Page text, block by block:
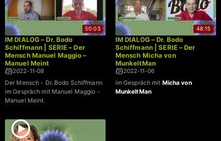
50:03
IM DIALOG – Dr. Bodo
Schiffmann | SERIE – Der
Mensch Manuel Maggio –
Manuel Meint
2022-11-08
Der Mensch - Dr. Bodo Schiffmann
im Gespräch mit Manuel Maggio -
Manuel Meint.
48:15
IM DIALOG – Dr. Bodo
Schiffmann | SERIE – Der
Mensch Micha von
MunkeltMan
2022-11-06
im Gespräch mit Micha von
MunkeltMan